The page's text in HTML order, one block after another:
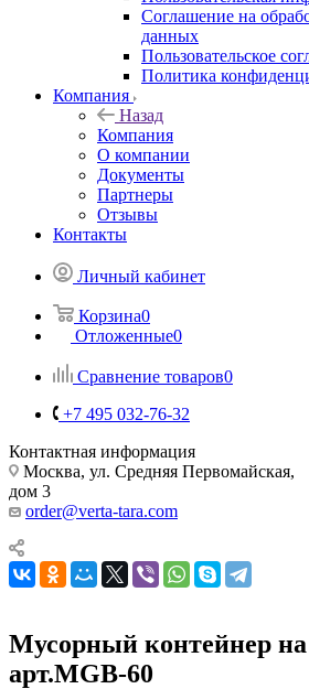
Соглашение на
данных
Пользовательское
Политика
Компания
Назад
Компания
О компании
Документы
Партнеры
Отзывы
Контакты
Личный кабинет
Корзина0
Отложенные0
Сравнение товаров0
+7 495 032-76-32
Контактная информация
Москва, ул. Средняя Первомайская,
дом 3
order@verta-tara.com
Мусорный контейнер на
арт.MGB-60